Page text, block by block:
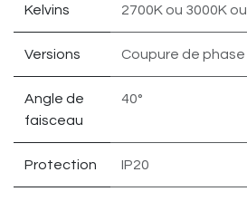
Kelvins 2700K ou 3000K ou
Versions Coupure de phase
Angle de
faisceau
40°
Protection IP20